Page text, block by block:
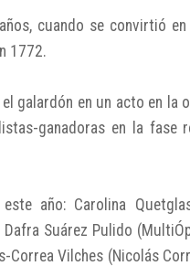
cuando se convirtió
1772.
galardón en un acto en la
ganadoras en la fase
año: Carolina
Suárez Pulido
Correa Vilches (Nicolás